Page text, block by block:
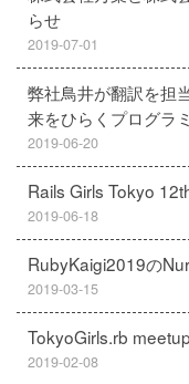
らせ
2019-07-01
弊社鳥井が翻訳を担
来をひらくプログラ
2019-06-20
Rails Girls Tokyo
2019-06-18
RubyKaigi2019の
2019-03-15
TokyoGirls.rb
2019-02-08